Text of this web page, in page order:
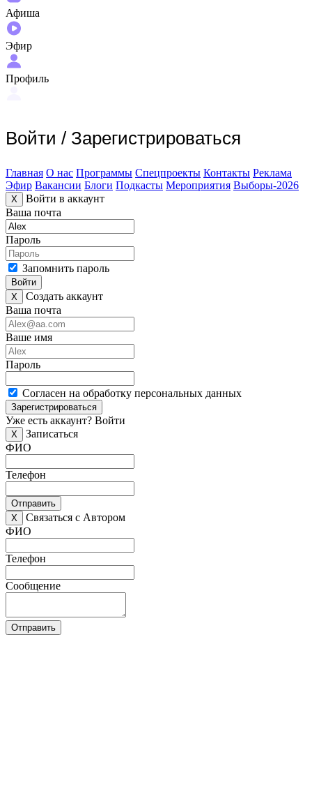
Афиша
Эфир
Профиль
Войти / Зарегистрироваться
Главная О нас Программы Спецпроекты Контакты Реклама
Эфир Вакансии Блоги Подкасты Мероприятия Выборы-2026
X
Войти в аккаунт
Ваша почта
Пароль
Запомнить пароль
Войти
X
Создать аккаунт
Ваша почта
Ваше имя
Пароль
Согласен на обработку персональных данных
Зарегистрироваться
Уже есть аккаунт? Войти
X
Записаться
ФИО
Телефон
Отправить
X
Связаться с Автором
ФИО
Телефон
Сообщение
Отправить